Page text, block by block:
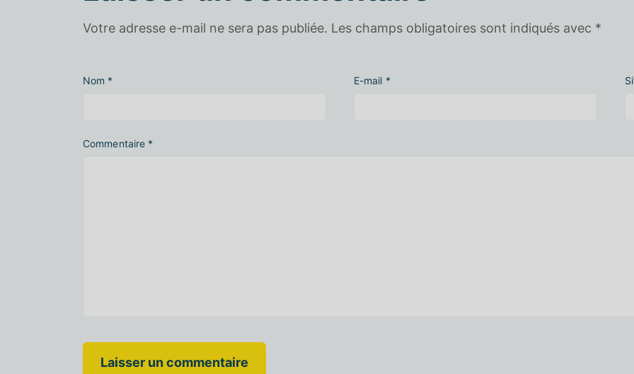
Votre adresse e-mail ne sera pas publiée. Les champs obligatoires sont indiqués avec *
Commentaire *
Nom * E-mail *